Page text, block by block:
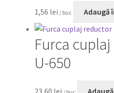
1,56 lei / buc Adaugă
Furca
U-650
23,60 lei